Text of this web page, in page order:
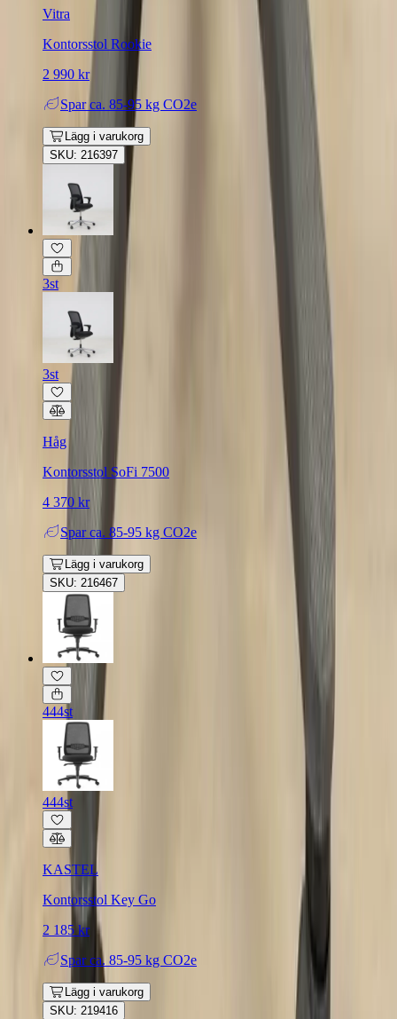
Vitra
Kontorsstol Rookie
2 990 kr
Spar ca. 85-95 kg CO2e
Lägg i varukorg
SKU: 216397
3st
3st
Håg
Kontorsstol SoFi 7500
4 370 kr
Spar ca. 85-95 kg CO2e
Lägg i varukorg
SKU: 216467
444st
444st
KASTEL
Kontorsstol Key Go
2 185 kr
Spar ca. 85-95 kg CO2e
Lägg i varukorg
SKU: 219416